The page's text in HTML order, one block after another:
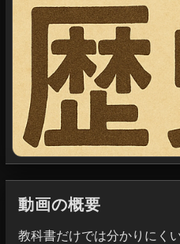
動画の概要
教科書だけでは分かりにく